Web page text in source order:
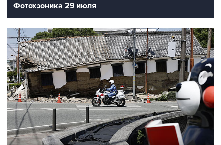
Фотохроника 29 июля